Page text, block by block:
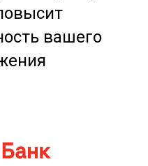
вашего